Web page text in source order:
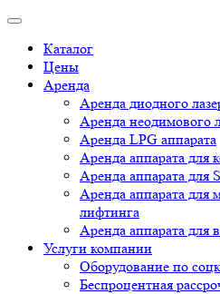
Каталог
Цены
Аренда
Аренда диодного
Аренда неодимового
Аренда LPG аппарата
Аренда аппарата для
Аренда аппарата для
Аренда аппарата для
лифтинга
Аренда аппарата для
Услуги компании
Оборудование по
Беспроцентная